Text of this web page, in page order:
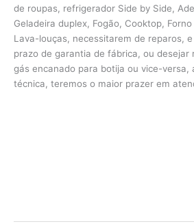
de roupas, refrigerador Side by Side,
Geladeira duplex, Fogão, Cooktop,
Lava-louças, necessitarem de reparos,
prazo de garantia de fábrica, ou desejar
gás encanado para botija ou vice-versa,
técnica, teremos o maior prazer em